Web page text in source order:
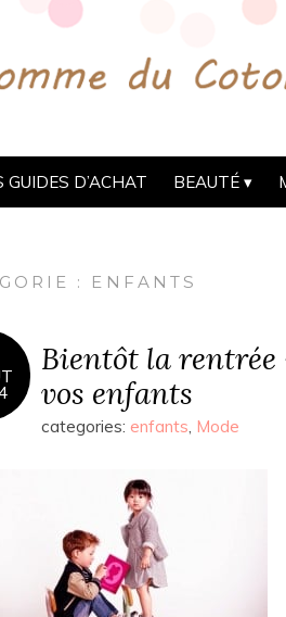
GUIDES D’ACHAT BEAUTÉ
: ENFANTS
Bientôt la rentrée
vos enfants
categories: enfants, Mode